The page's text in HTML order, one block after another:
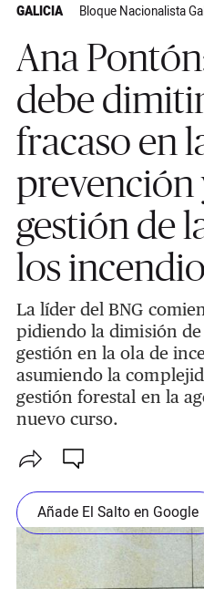
GALICIA Bloque Nacionalista
Ana
debe
fracaso en
prevención
gestión de
los
La líder del BNG
pidiendo la dimisión
gestión en la ola de
asumiendo la
gestión forestal en la
nuevo curso.
Añade El Salto en Google